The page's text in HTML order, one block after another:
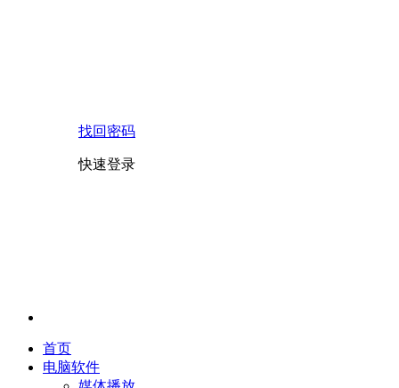
找回密码
快速登录
首页
电脑软件